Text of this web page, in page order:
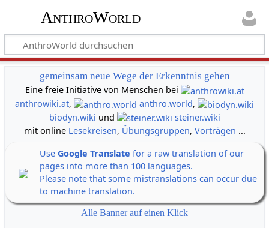
AnthroWorld
gemeinsam neue Wege der Erkenntnis gehen
Eine freie Initiative von Menschen bei
anthrowiki.at, anthro.world,
biodyn.wiki und
steiner.wiki
mit online Lesekreisen, Übungsgruppen, Vorträgen ...
Use Google Translate for a raw translation of our
pages into more than 100 languages.
Please note that some mistranslations can occur due
to machine translation.
Alle Banner auf einen Klick